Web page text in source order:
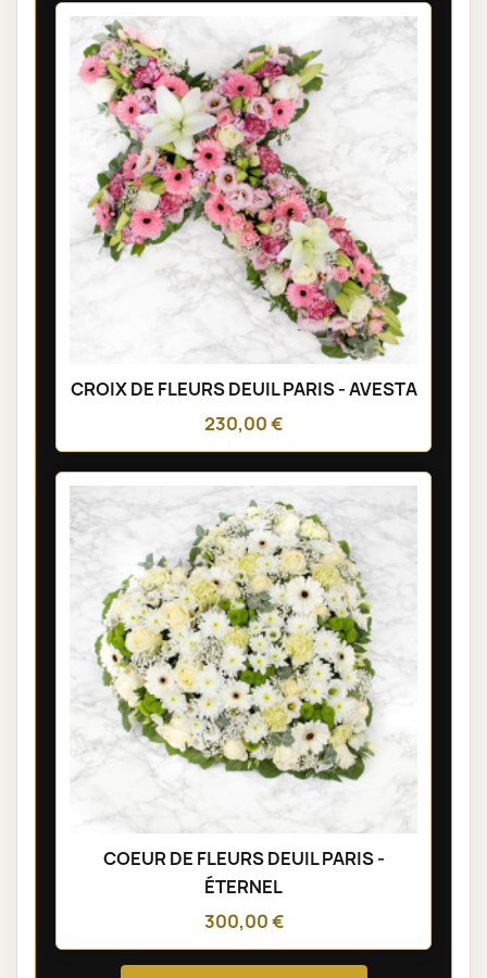
CROIX DE FLEURS DEUIL PARIS - AVESTA
230,00 €
COEUR DE FLEURS DEUIL PARIS -
ÉTERNEL
300,00 €